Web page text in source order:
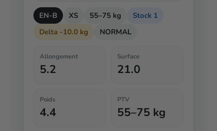
EN-B XS 55–75 kg
Stock 1
Delta -10.0 kg
NORMAL
Allongement
5.2
Surface
21.0
Poids
4.4
PTV
55–75 kg